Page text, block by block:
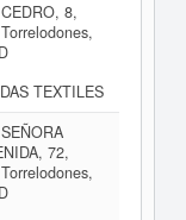
8,
TEXTILES
72,